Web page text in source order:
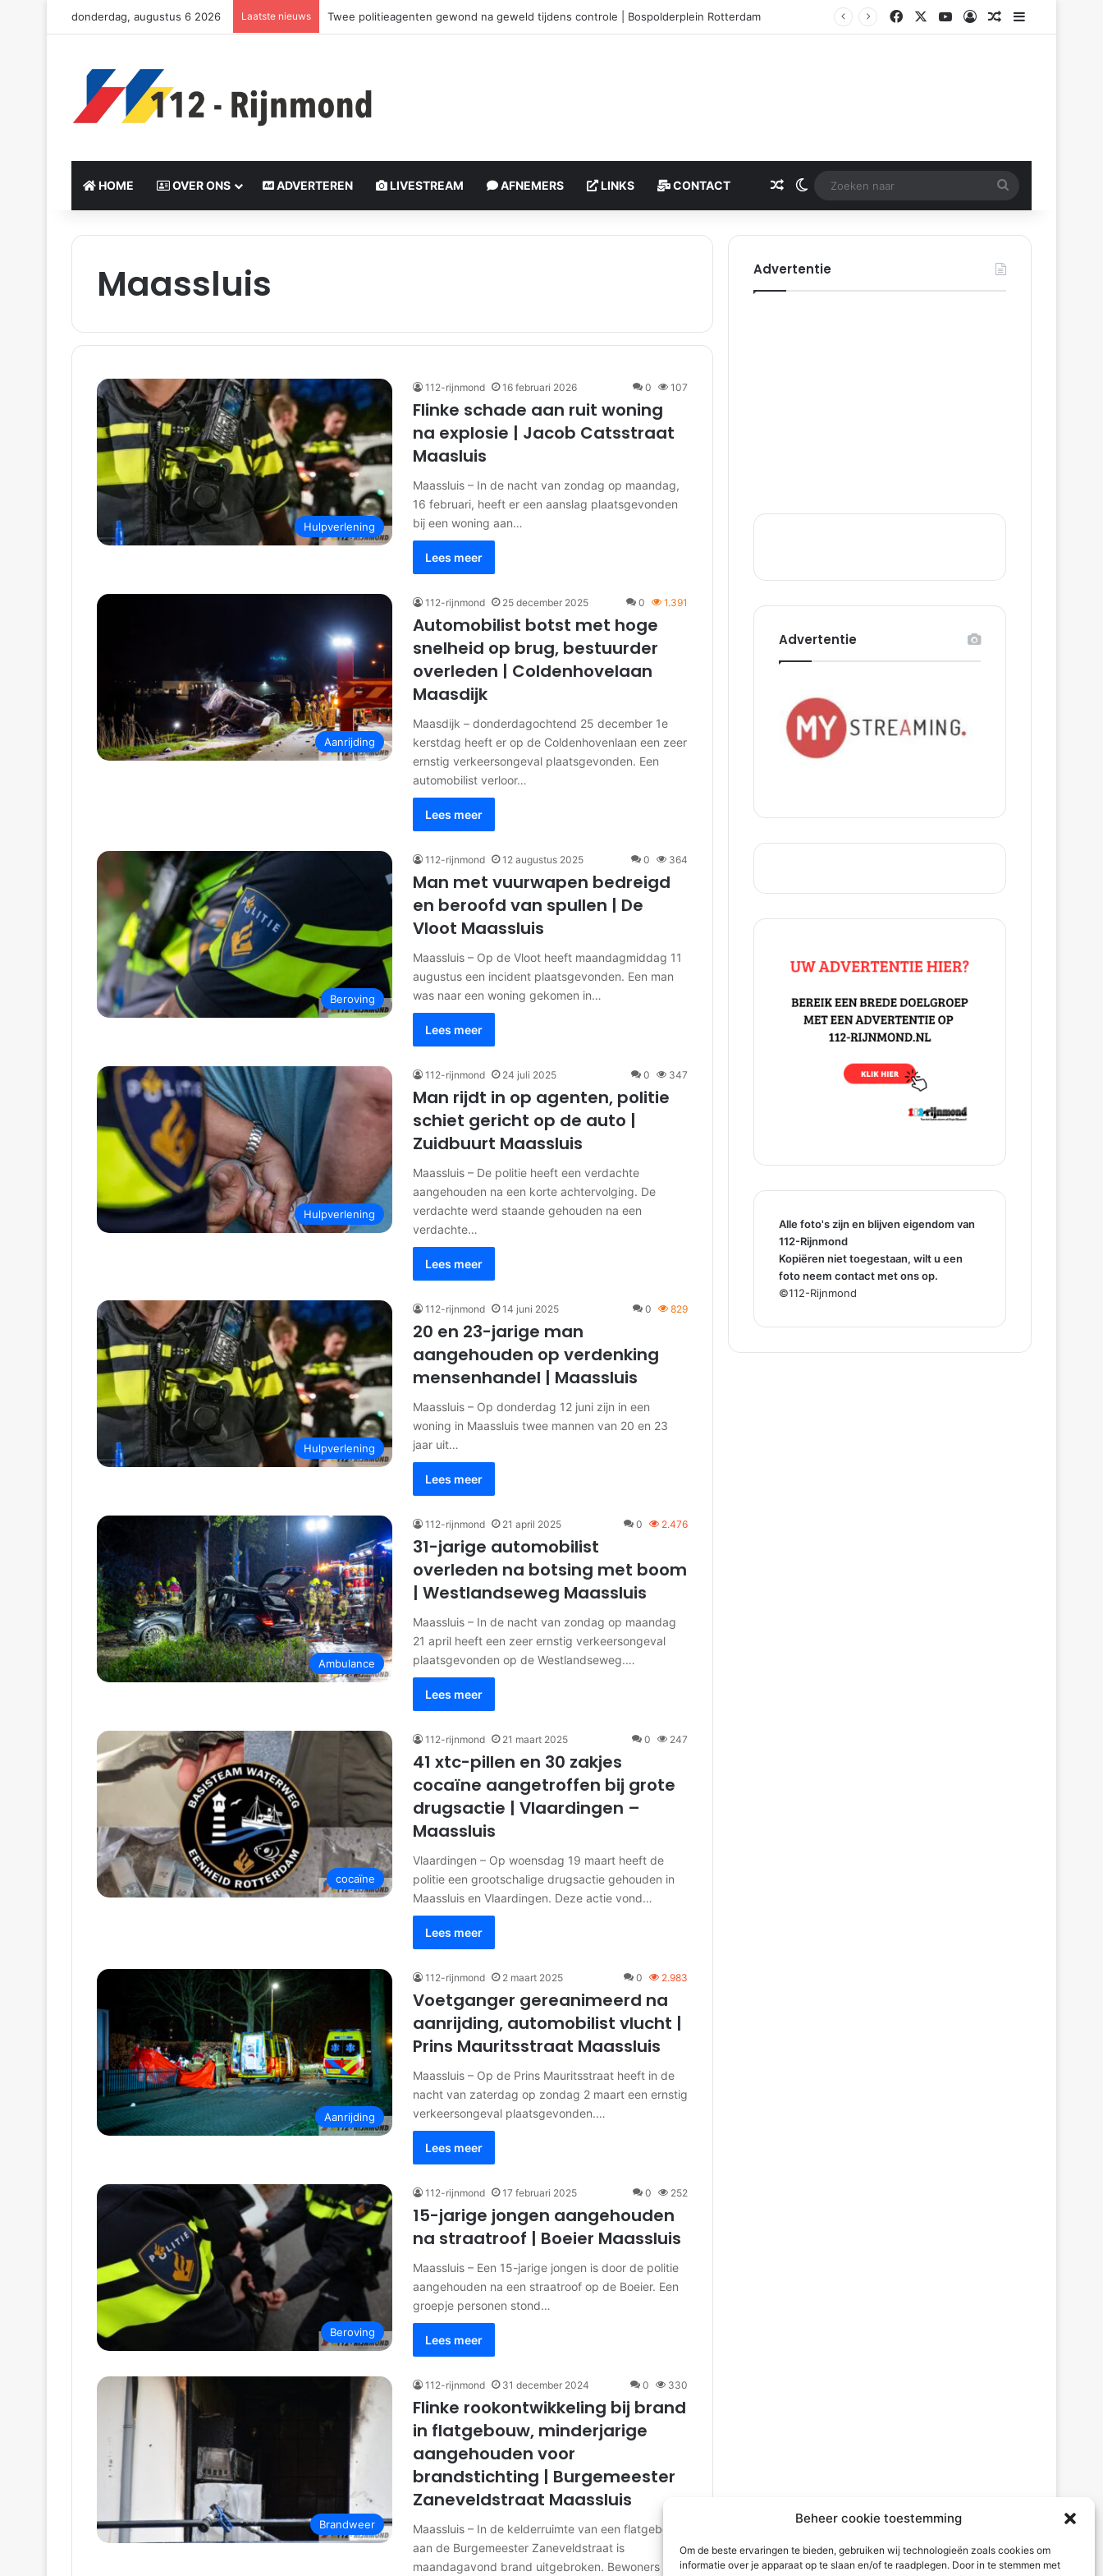
Beheer cookie toestemming
Om de beste ervaringen te bieden, gebruiken wij technologieën zoals cookies om
informatie over je apparaat op te slaan en/of te raadplegen. Door in te stemmen met
donderdag, augustus 6 2026 Laatste nieuws Politiemedewerker eenheid Rotterdam buiten functie gesteld Facebook
X YouTubeLog InGerelateerd artikel
Sidebar
HOME OVER ONS ADVERTEREN LIVESTREAM AFNEMERS LINKS CONTACT Gerelateerd artikel
Switch skin
Zoeken
naar
Maassluis
Hulpverlening
112-rijnmond 16 februari 2026 0 107
Flinke schade aan ruit woning
na explosie | Jacob Catsstraat
Maasluis
Maassluis – In de nacht van zondag op maandag,
16 februari, heeft er een aanslag plaatsgevonden
bij een woning aan…
Lees meer
Aanrijding
112-rijnmond 25 december 2025 0 1.391
Automobilist botst met hoge
snelheid op brug, bestuurder
overleden | Coldenhovelaan
Maasdijk
Maasdijk – donderdagochtend 25 december 1e
kerstdag heeft er op de Coldenhovenlaan een zeer
ernstig verkeersongeval plaatsgevonden. Een
automobilist verloor…
Lees meer
Beroving
112-rijnmond 12 augustus 2025 0 364
Man met vuurwapen bedreigd
en beroofd van spullen | De
Vloot Maassluis
Maassluis – Op de Vloot heeft maandagmiddag 11
augustus een incident plaatsgevonden. Een man
was naar een woning gekomen in…
Lees meer
Hulpverlening
112-rijnmond 24 juli 2025 0 347
Man rijdt in op agenten, politie
schiet gericht op de auto |
Zuidbuurt Maassluis
Maassluis – De politie heeft een verdachte
aangehouden na een korte achtervolging. De
verdachte werd staande gehouden na een
verdachte…
Lees meer
Hulpverlening
112-rijnmond 14 juni 2025 0 829
20 en 23-jarige man
aangehouden op verdenking
mensenhandel | Maassluis
Maassluis – Op donderdag 12 juni zijn in een
woning in Maassluis twee mannen van 20 en 23
jaar uit…
Lees meer
Ambulance
112-rijnmond 21 april 2025 0 2.476
31-jarige automobilist
overleden na botsing met boom
| Westlandseweg Maassluis
Maassluis – In de nacht van zondag op maandag
21 april heeft een zeer ernstig verkeersongeval
plaatsgevonden op de Westlandseweg.…
Lees meer
cocaïne
112-rijnmond 21 maart 2025 0 247
41 xtc-pillen en 30 zakjes
cocaïne aangetroffen bij grote
drugsactie | Vlaardingen –
Maassluis
Vlaardingen – Op woensdag 19 maart heeft de
politie een grootschalige drugsactie gehouden in
Maassluis en Vlaardingen. Deze actie vond…
Lees meer
Aanrijding
112-rijnmond 2 maart 2025 0 2.983
Voetganger gereanimeerd na
aanrijding, automobilist vlucht |
Prins Mauritsstraat Maassluis
Maassluis – Op de Prins Mauritsstraat heeft in de
nacht van zaterdag op zondag 2 maart een ernstig
verkeersongeval plaatsgevonden.…
Lees meer
Beroving
112-rijnmond 17 februari 2025 0 252
15-jarige jongen aangehouden
na straatroof | Boeier Maassluis
Maassluis – Een 15-jarige jongen is door de politie
aangehouden na een straatroof op de Boeier. Een
groepje personen stond…
Lees meer
Brandweer
112-rijnmond 31 december 2024 0 330
Flinke rookontwikkeling bij brand
in flatgebouw, minderjarige
aangehouden voor
brandstichting | Burgemeester
Zaneveldstraat Maassluis
Maassluis – In de kelderruimte van een flatgebouw
aan de Burgemeester Zaneveldstraat is
maandagavond brand uitgebroken. Bewoners van
Advertentie
Advertentie
Alle foto's zijn en blijven eigendom van
112-Rijnmond
Kopiëren niet toegestaan, wilt u een
foto neem contact met ons op.
©112-Rijnmond